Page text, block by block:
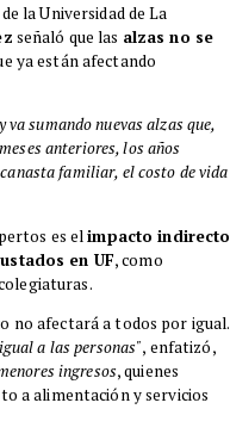
la Universidad de La
señaló que las alzas no se
ya están afectando
va sumando nuevas alzas que,
anteriores, los años
familiar, el costo de vida
es elimpacto indirecto
en UF, como
no afectará a todos por igual.
a las personas", enfatizó,
ingresos, quienes
a alimentación y servicios